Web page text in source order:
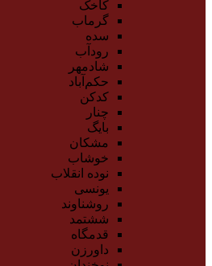
کاخک
گرماب
سده
رودآب
شادمهر
حکم‌آباد
کدکن
چنار
بایگ
مشکان
خوشاب
نوده انقلاب
یونسی
روشناوند
ششتمد
قدمگاه
داورزن